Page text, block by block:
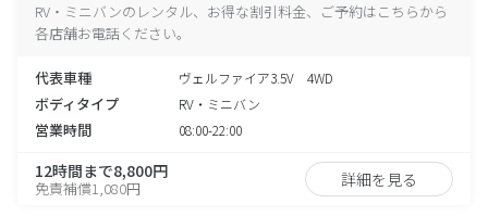
RV・ミニバンのレンタル、お得な割引料金、ご予約はこちらから
各店舗お電話ください。
代表車種 ヴェルファイア3.5V 4WD
ボディタイプ RV・ミニバン
営業時間 08:00-22:00
12時間まで8,800円
免責補償1,080円 詳細を見る